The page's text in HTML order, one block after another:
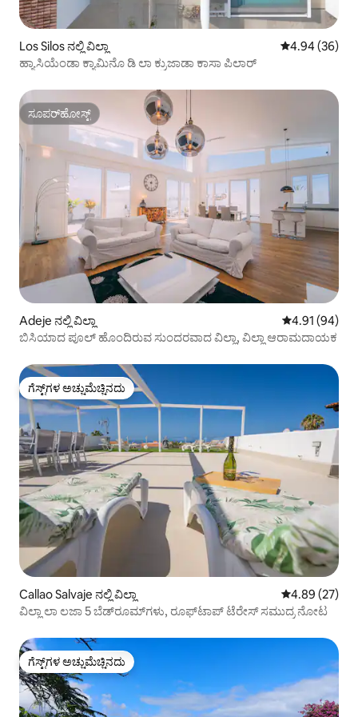
Los Silos ನಲ್ಲಿ ವಿಲ್ಲಾ 5 ರಲ್ಲಿ 4.94
4.94 (36)
ಹ್ಯಾಸಿಯೆಂಡಾ ಕ್ಯಾಮಿನೊ ಡಿ ಲಾ ಕ್ರುಜಾಡಾ ಕಾಸಾ ಪಿಲಾರ್
ಸೂಪರ್‌ಹೋಸ್ಟ್
ಸೂಪರ್‌ಹೋಸ್ಟ್
Adeje ನಲ್ಲಿ ವಿಲ್ಲಾ 5 ರಲ್ಲಿ 4.91
4.91 (94)
ಬಿಸಿಯಾದ ಪೂಲ್ ಹೊಂದಿರುವ ಸುಂದರವಾದ ವಿಲ್ಲಾ, ವಿಲ್ಲಾ ಆರಾಮದಾಯಕ
ಗೆಸ್ಟ್‌ಗಳ ಅಚ್ಚುಮೆಚ್ಚಿನದು
ಗೆಸ್ಟ್‌ಗಳ ಅಚ್ಚುಮೆಚ್ಚಿನದು
Callao Salvaje ನಲ್ಲಿ ವಿಲ್ಲಾ 5 ರಲ್ಲಿ 4.89
4.89 (27)
ವಿಲ್ಲಾ ಲಾ ಲಜಾ 5 ಬೆಡ್‌ರೂಮ್‌ಗಳು, ರೂಫ್‌ಟಾಪ್ ಟೆರೇಸ್ ಸಮುದ್ರ ನೋಟ
ಗೆಸ್ಟ್‌ಗಳ ಅಚ್ಚುಮೆಚ್ಚಿನದು
ಗೆಸ್ಟ್‌ಗಳ ಅಚ್ಚುಮೆಚ್ಚಿನದು